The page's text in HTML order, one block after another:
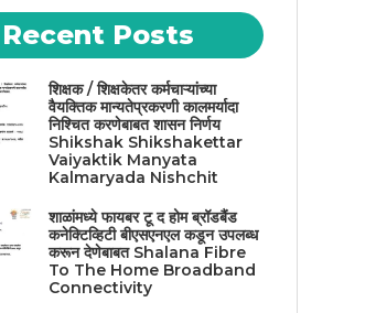
Recent Posts
शिक्षक / शिक्षकेतर कर्मचाऱ्यांच्या
वैयक्तिक मान्यतेप्रकरणी कालमर्यादा
निश्चित करणेबाबत शासन निर्णय
Shikshak Shikshakettar
Vaiyaktik Manyata
Kalmaryada Nishchit
शाळांमध्ये फायबर टू द होम ब्रॉडबैंड
कनेक्टिव्हिटी बीएसएनएल कडून उपलब्ध
करून देणेबाबत Shalana Fibre
To The Home Broadband
Connectivity